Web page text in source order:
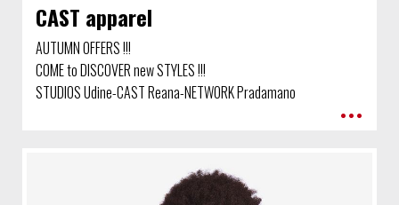
CAST apparel
AUTUMN OFFERS !!!
COME to DISCOVER new STYLES !!!
STUDIOS Udine-CAST Reana-NETWORK Pradamano
•••